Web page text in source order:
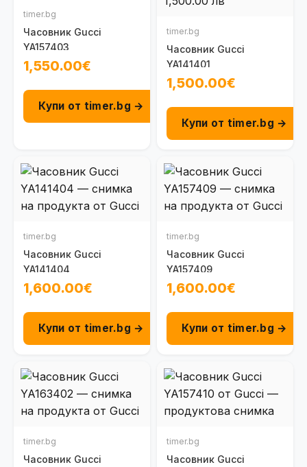
timer.bg
Часовник Gucci
YA157403
1,550.00€
Купи от timer.bg →
timer.bg
Часовник Gucci
YA141401
1,500.00€
Купи от timer.bg →
timer.bg
Часовник Gucci
YA141404
1,600.00€
Купи от timer.bg →
timer.bg
Часовник Gucci
YA157409
1,600.00€
Купи от timer.bg →
timer.bg
Часовник Gucci
timer.bg
Часовник Gucci